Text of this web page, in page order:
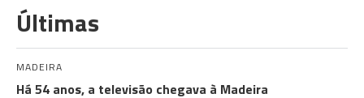
Últimas
MADEIRA
Há 54 anos, a televisão chegava à Madeira